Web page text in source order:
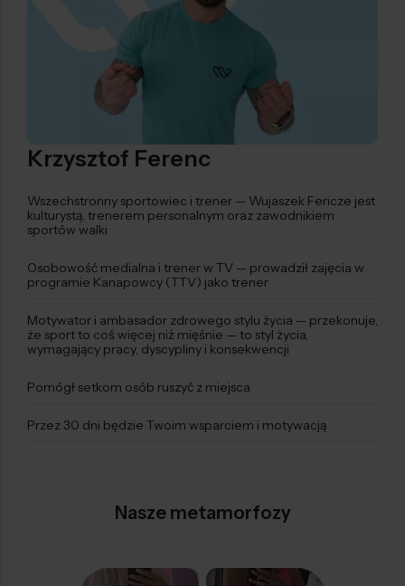
Krzysztof Ferenc
Wszechstronny sportowiec i trener — Wujaszek Fericze jest
kulturystą, trenerem personalnym oraz zawodnikiem
sportów walki
Osobowość medialna i trener w TV — prowadził zajęcia w
programie Kanapowcy (TTV) jako trener
Motywator i ambasador zdrowego stylu życia — przekonuje,
że sport to coś więcej niż mięśnie — to styl życia,
wymagający pracy, dyscypliny i konsekwencji
Pomógł setkom osób ruszyć z miejsca
Przez 30 dni będzie Twoim wsparciem i motywacją
Nasze metamorfozy